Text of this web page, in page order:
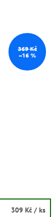
369 Kč
–16 %
309 Kč / ks